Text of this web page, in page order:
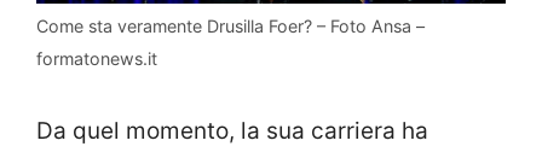
Come sta veramente Drusilla Foer? – Foto Ansa –
formatonews.it
Da quel momento, la sua carriera ha